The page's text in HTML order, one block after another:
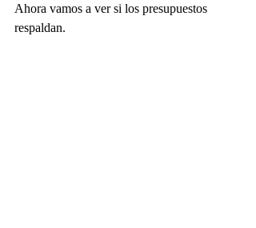
Ahora vamos a ver si los presupuestos
respaldan.